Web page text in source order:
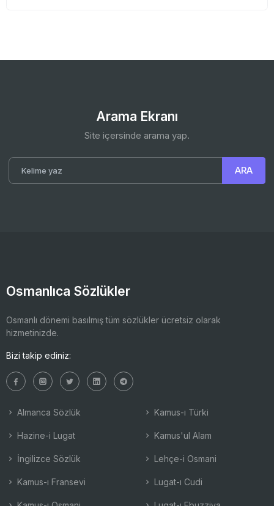
Arama Ekranı
Site içersinde arama yap.
Osmanlıca Sözlükler
Osmanlı dönemi basılmış tüm sözlükler ücretsiz olarak
hizmetinizde.
Bizi takip ediniz:
Almanca Sözlük
Hazine-i Lugat
İngilizce Sözlük
Kamus-ı Fransevi
Kamus-ı Türki
Kamus'ul Alam
Lehçe-i Osmani
Lugat-ı Cudi